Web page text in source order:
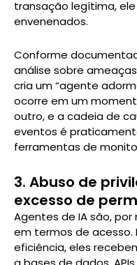
transação legítima,
envenenados.
Conforme
análise sobre
cria um “agente
ocorre em um
outro, e a cadeia de
eventos é
ferramentas de
3. Abuso de
excesso de
Agentes de IA são,
em termos de acesso.
eficiência, eles